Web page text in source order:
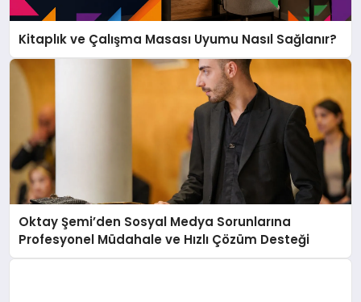
Kitaplık ve Çalışma Masası Uyumu Nasıl Sağlanır?
Oktay Şemi’den Sosyal Medya Sorunlarına
Profesyonel Müdahale ve Hızlı Çözüm Desteği